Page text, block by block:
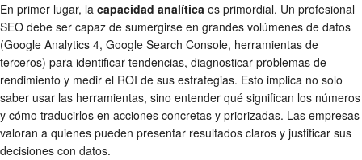
En primer lugar, la capacidad analítica es primordial. Un profesional
SEO debe ser capaz de sumergirse en grandes volúmenes de datos
(Google Analytics 4, Google Search Console, herramientas de
terceros) para identificar tendencias, diagnosticar problemas de
rendimiento y medir el ROI de sus estrategias. Esto implica no solo
saber usar las herramientas, sino entender qué significan los números
y cómo traducirlos en acciones concretas y priorizadas. Las empresas
valoran a quienes pueden presentar resultados claros y justificar sus
decisiones con datos.